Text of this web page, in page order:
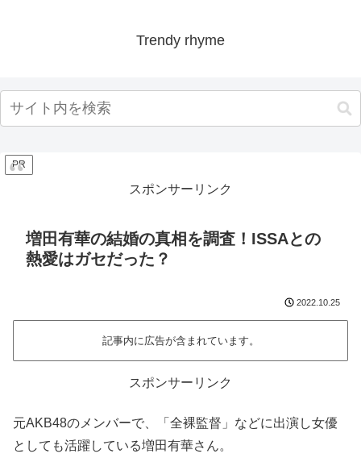
Trendy rhyme
PR
スポンサーリンク
増田有華の結婚の真相を調査！ISSAとの
熱愛はガセだった？
2022.10.25
記事内に広告が含まれています。
スポンサーリンク
元AKB48のメンバーで、「全裸監督」などに出演し女優
としても活躍している増田有華さん。